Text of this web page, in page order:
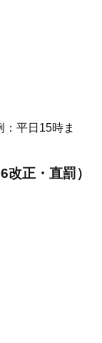
：平日15時ま
正・直罰）